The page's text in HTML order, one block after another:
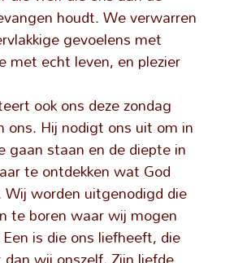
houdt. We verwarren
gevoelens met
met echt leven, en plezier
ook ons deze zondag
ons. Hij nodigt ons uit om in
gaan staan en de diepte in
te ontdekken wat God
worden uitgenodigd die
te boren waar wij mogen
is die ons liefheeft, die